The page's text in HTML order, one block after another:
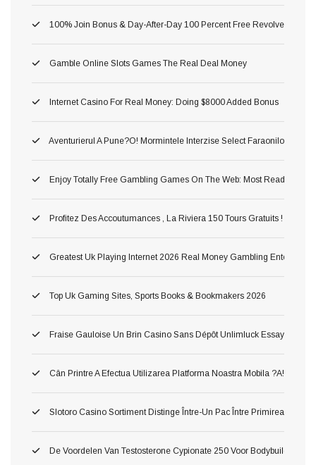
100% Join Bonus & Day-After-Day 100 Percent Free Revolves
Gamble Online Slots Games The Real Deal Money
Internet Casino For Real Money: Doing $8000 Added Bonus
Aventurierul A Pune?o! Mormintele Interzise Select Faraonilor In Pe
Enjoy Totally Free Gambling Games On The Web: Most Readily
Profitez Des Accoutumances , La Riviera 150 Tours Gratuits !
Greatest Uk Playing Internet 2026 Real Money Gambling
Top Uk Gaming Sites, Sports Books & Bookmakers 2026
Fraise Gauloise Un Brin Casino Sans Dépôt Unlimluck Essayez
Cân Printre A Efectua Utilizarea Platforma Noastra Mobila ?a!, Ş
Slotoro Casino Sortiment Distinge Între-Un Pac Între Primirea
De Voordelen Van Testosterone Cypionate 250 Voor Bodybuilding